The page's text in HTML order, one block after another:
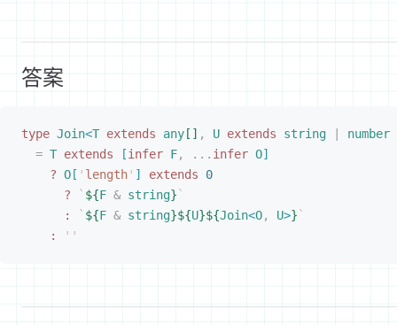
答案
type Join<T extends any [ ] , U extends string number
= T extends [infer F, ... infer O]
? O [ ' length' ] extends 0
? ` ${F & string} `
:
` ${F & string}${U}${Join<O, U>} `
:
''